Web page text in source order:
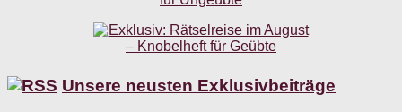
Unsere neusten Exklusivbeiträge